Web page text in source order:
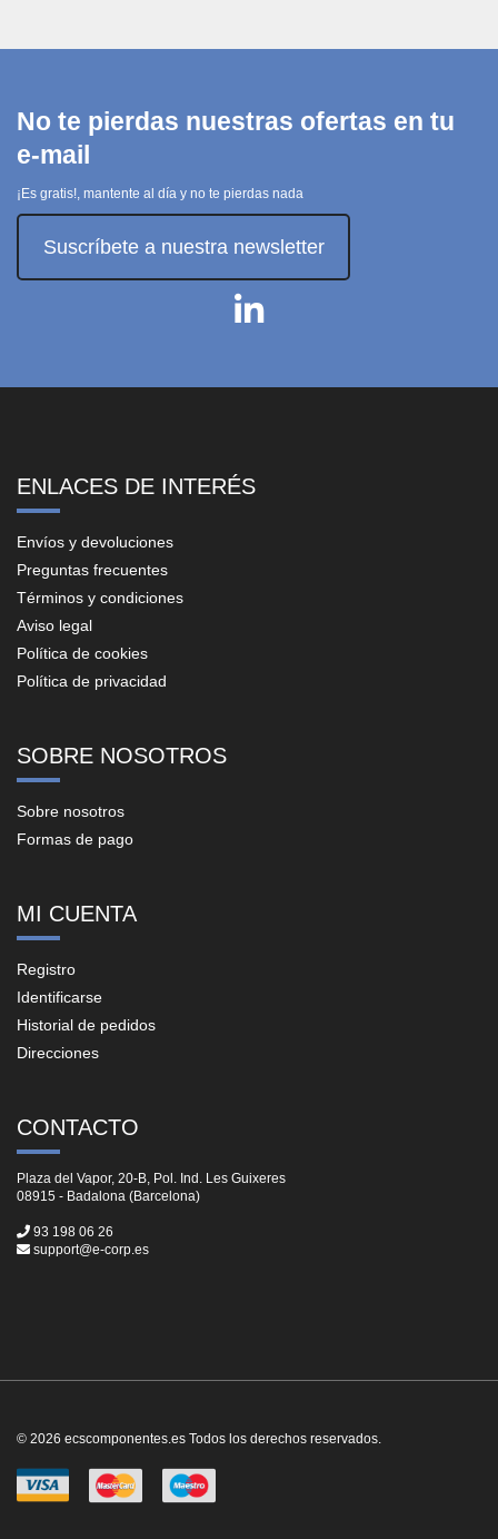
No te pierdas nuestras ofertas en tu
e-mail
¡Es gratis!, mantente al día y no te pierdas nada
Suscríbete a nuestra newsletter
ENLACES DE INTERÉS
Envíos y devoluciones
Preguntas frecuentes
Términos y condiciones
Aviso legal
Política de cookies
Política de privacidad
SOBRE NOSOTROS
Sobre nosotros
Formas de pago
MI CUENTA
Registro
Identificarse
Historial de pedidos
Direcciones
CONTACTO
Plaza del Vapor, 20-B, Pol. Ind. Les Guixeres
08915 - Badalona (Barcelona)
93 198 06 26
support@e-corp.es
© 2026 ecscomponentes.es Todos los derechos reservados.